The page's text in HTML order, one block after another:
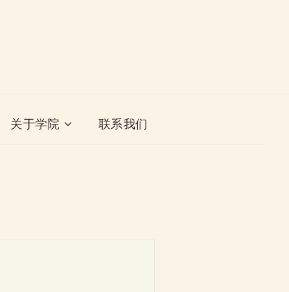
关于学院 联系我们